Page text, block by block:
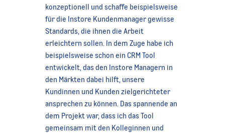
konzeptionell und schaffe beispielsweise
für die Instore Kundenmanager gewisse
Standards, die ihnen die Arbeit
erleichtern sollen. In dem Zuge habe ich
beispielsweise schon ein CRM Tool
entwickelt, das den Instore Managern in
den Märkten dabei hilft, unsere
Kundinnen und Kunden zielgerichteter
ansprechen zu können. Das spannende an
dem Projekt war, dass ich das Tool
gemeinsam mit den Kolleginnen und